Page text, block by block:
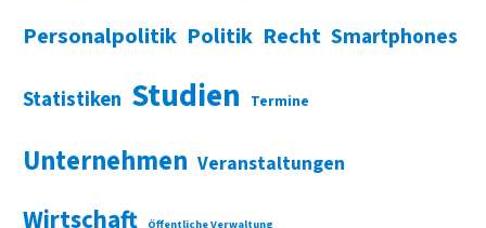
Personalpolitik Politik Recht Smartphones
Statistiken Studien Termine
Unternehmen Veranstaltungen
Wirtschaft Öffentliche Verwaltung